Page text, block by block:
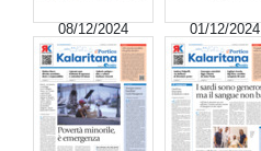
08/12/2024 01/12/2024